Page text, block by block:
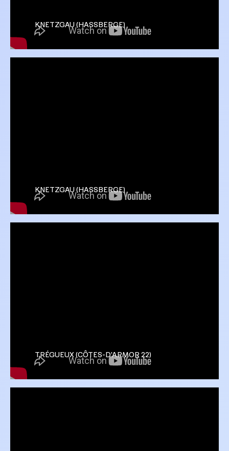
KNETZGAU (HASSBERGE)
KNETZGAU (HASSBERGE)
TRÉGUEUX (CÔTES-D'ARMOR 22)